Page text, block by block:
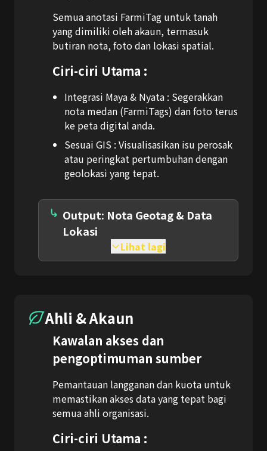
Semua anotasi FarmiTag untuk tanah
yang dimiliki oleh akaun, termasuk
butiran nota, foto dan lokasi spatial.
Ciri-ciri Utama :
Integrasi Maya & Nyata : Segerakkan
nota medan (FarmiTags) dan foto terus
ke peta digital anda.
Sesuai GIS : Visualisasikan isu perosak
atau peringkat pertumbuhan dengan
geolokasi yang tepat.
Output: Nota Geotag & Data
Lokasi
Lihat lagi
Ahli & Akaun
Kawalan akses dan
pengoptimuman sumber
Pemantauan langganan dan kuota untuk
memastikan akses data yang tepat bagi
semua ahli organisasi.
Ciri-ciri Utama :